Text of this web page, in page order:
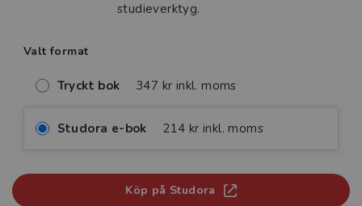
studieverktyg.
Valt format
Tryckt bok 347 kr inkl. moms
Studora e-bok 214 kr inkl. moms
Köp på Studora